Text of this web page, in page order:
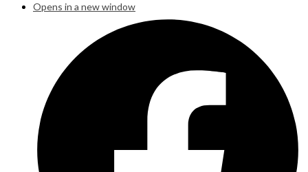
Opens in a new window